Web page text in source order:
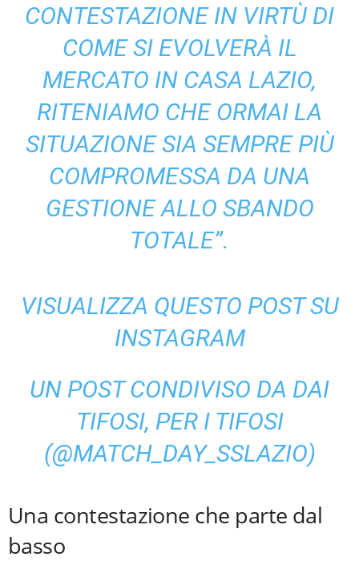
CONTESTAZIONE IN VIRTÙ DI
COME SI EVOLVERÀ IL
MERCATO IN CASA LAZIO,
RITENIAMO CHE ORMAI LA
SITUAZIONE SIA SEMPRE PIÙ
COMPROMESSA DA UNA
GESTIONE ALLO SBANDO
TOTALE”.
VISUALIZZA QUESTO POST SU
INSTAGRAM
UN POST CONDIVISO DA DAI
TIFOSI, PER I TIFOSI
(@MATCH_DAY_SSLAZIO)
Una contestazione che parte dal
basso